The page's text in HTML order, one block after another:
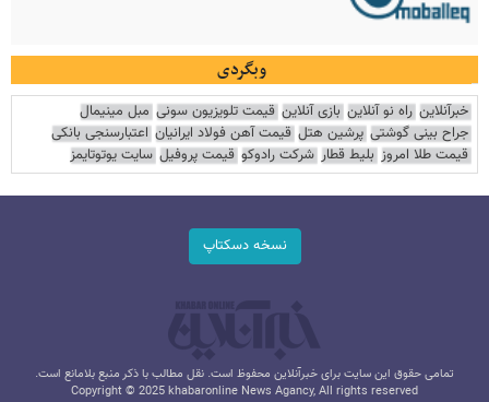
وبگردی
خبرآنلاین راه نو آنلاین بازی آنلاین قیمت تلویزیون سونی مبل مینیمال
جراح بینی گوشتی پرشین هتل قیمت آهن فولاد ایرانیان اعتبارسنجی بانکی
قیمت طلا امروز بلیط قطار شرکت رادوکو قیمت پروفیل سایت یوتوتایمز
نسخه دسکتاپ
تمامی حقوق این سایت برای خبرآنلاین محفوظ است. نقل مطالب با ذکر منبع بلامانع است.
Copyright © 2025 khabaronline News Agancy, All rights reserved